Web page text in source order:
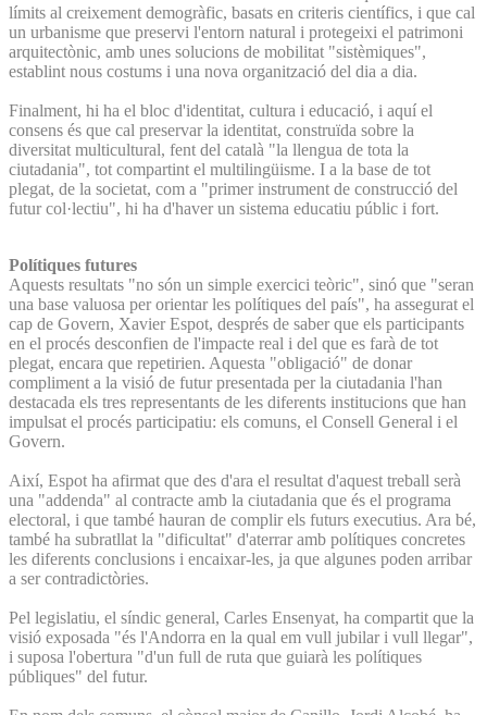
límits al creixement demogràfic, basats en criteris científics, i que cal
un urbanisme que preservi l'entorn natural i protegeixi el patrimoni
arquitectònic, amb unes solucions de mobilitat "sistèmiques",
establint nous costums i una nova organització del dia a dia.
Finalment, hi ha el bloc d'identitat, cultura i educació, i aquí el
consens és que cal preservar la identitat, construïda sobre la
diversitat multicultural, fent del català "la llengua de tota la
ciutadania", tot compartint el multilingüisme. I a la base de tot
plegat, de la societat, com a "primer instrument de construcció del
futur col·lectiu", hi ha d'haver un sistema educatiu públic i fort.
Polítiques futures
Aquests resultats "no són un simple exercici teòric", sinó que "seran
una base valuosa per orientar les polítiques del país", ha assegurat el
cap de Govern, Xavier Espot, després de saber que els participants
en el procés desconfien de l'impacte real i del que es farà de tot
plegat, encara que repetirien. Aquesta "obligació" de donar
compliment a la visió de futur presentada per la ciutadania l'han
destacada els tres representants de les diferents institucions que han
impulsat el procés participatiu: els comuns, el Consell General i el
Govern.
Així, Espot ha afirmat que des d'ara el resultat d'aquest treball serà
una "addenda" al contracte amb la ciutadania que és el programa
electoral, i que també hauran de complir els futurs executius. Ara bé,
també ha subratllat la "dificultat" d'aterrar amb polítiques concretes
les diferents conclusions i encaixar-les, ja que algunes poden arribar
a ser contradictòries.
Pel legislatiu, el síndic general, Carles Ensenyat, ha compartit que la
visió exposada "és l'Andorra en la qual em vull jubilar i vull llegar",
i suposa l'obertura "d'un full de ruta que guiarà les polítiques
públiques" del futur.